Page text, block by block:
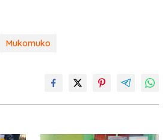
Mukomuko